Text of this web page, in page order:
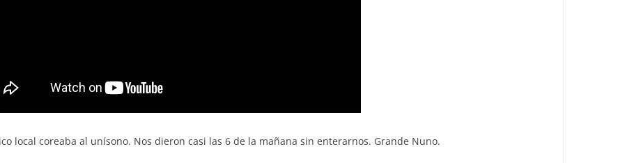
local coreaba al unísono. Nos dieron casi las 6 de la mañana sin enterarnos. Grande Nuno.